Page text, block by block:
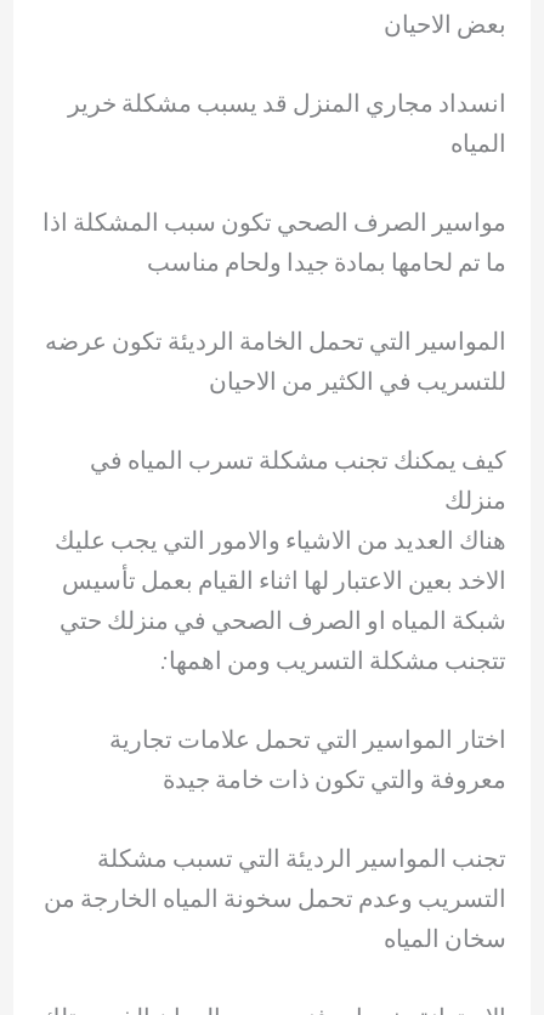
بعض الاحيان
انسداد مجاري المنزل قد يسبب مشكلة خرير
المياه
مواسير الصرف الصحي تكون سبب المشكلة اذا
ما تم لحامها بمادة جيدا ولحام مناسب
المواسير التي تحمل الخامة الرديئة تكون عرضه
للتسريب في الكثير من الاحيان
كيف يمكنك تجنب مشكلة تسرب المياه في
منزلك
هناك العديد من الاشياء والامور التي يجب عليك
الاخد بعين الاعتبار لها اثناء القيام بعمل تأسيس
شبكة المياه او الصرف الصحي في منزلك حتي
تتجنب مشكلة التسريب ومن اهمها:
اختار المواسير التي تحمل علامات تجارية
معروفة والتي تكون ذات خامة جيدة
تجنب المواسير الرديئة التي تسبب مشكلة
التسريب وعدم تحمل سخونة المياه الخارجة من
سخان المياه